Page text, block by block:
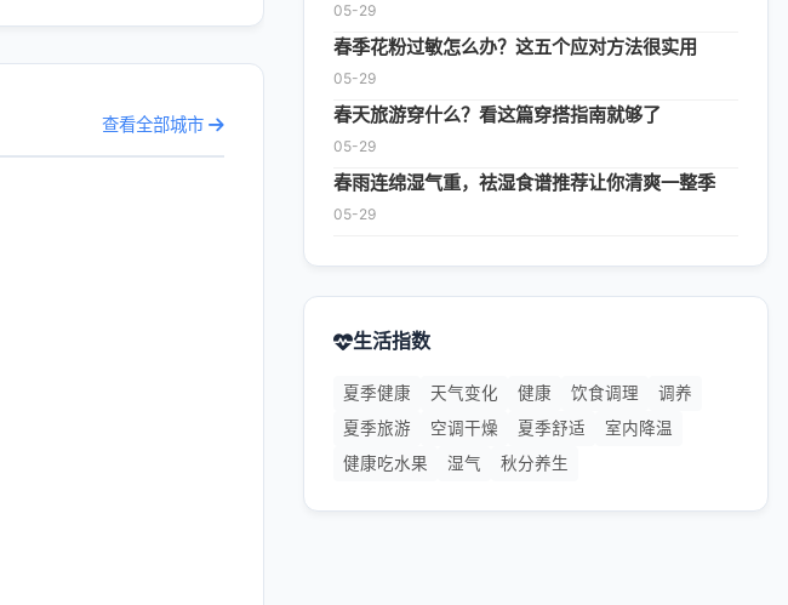
查看全部城市
05-29
春季花粉过敏怎么办？这五个应对方法很实用
05-29
春天旅游穿什么？看这篇穿搭指南就够了
05-29
春雨连绵湿气重，祛湿食谱推荐让你清爽一整季
05-29
生活指数
夏季健康 天气变化 健康 饮食调理
调养
夏季旅游
空调干燥 夏季舒适
室内降温
健康吃水果
湿气 秋分养生